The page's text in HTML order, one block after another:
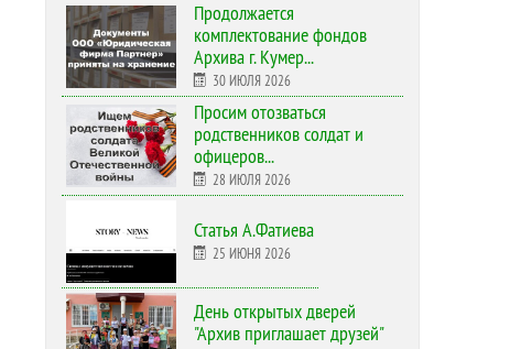
Продолжается
комплектование фондов
Архива г. Кумер...
30 ИЮЛЯ 2026
Просим отозваться
родственников солдат и
офицеров...
28 ИЮЛЯ 2026
Статья А.Фатиева
25 ИЮНЯ 2026
День открытых дверей
"Архив приглашает друзей"